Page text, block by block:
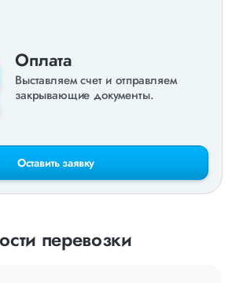
Оплата
Выставляем счет и отправляем
закрывающие документы.
Оставить заявку
перевозки